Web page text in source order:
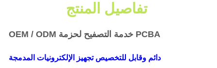
تفاصيل المنتج